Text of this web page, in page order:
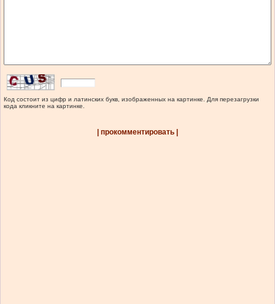
Код состоит из цифр и латинских букв, изображенных на картинке. Для перезагрузки
кода кликните на картинке.
| прокомментировать |